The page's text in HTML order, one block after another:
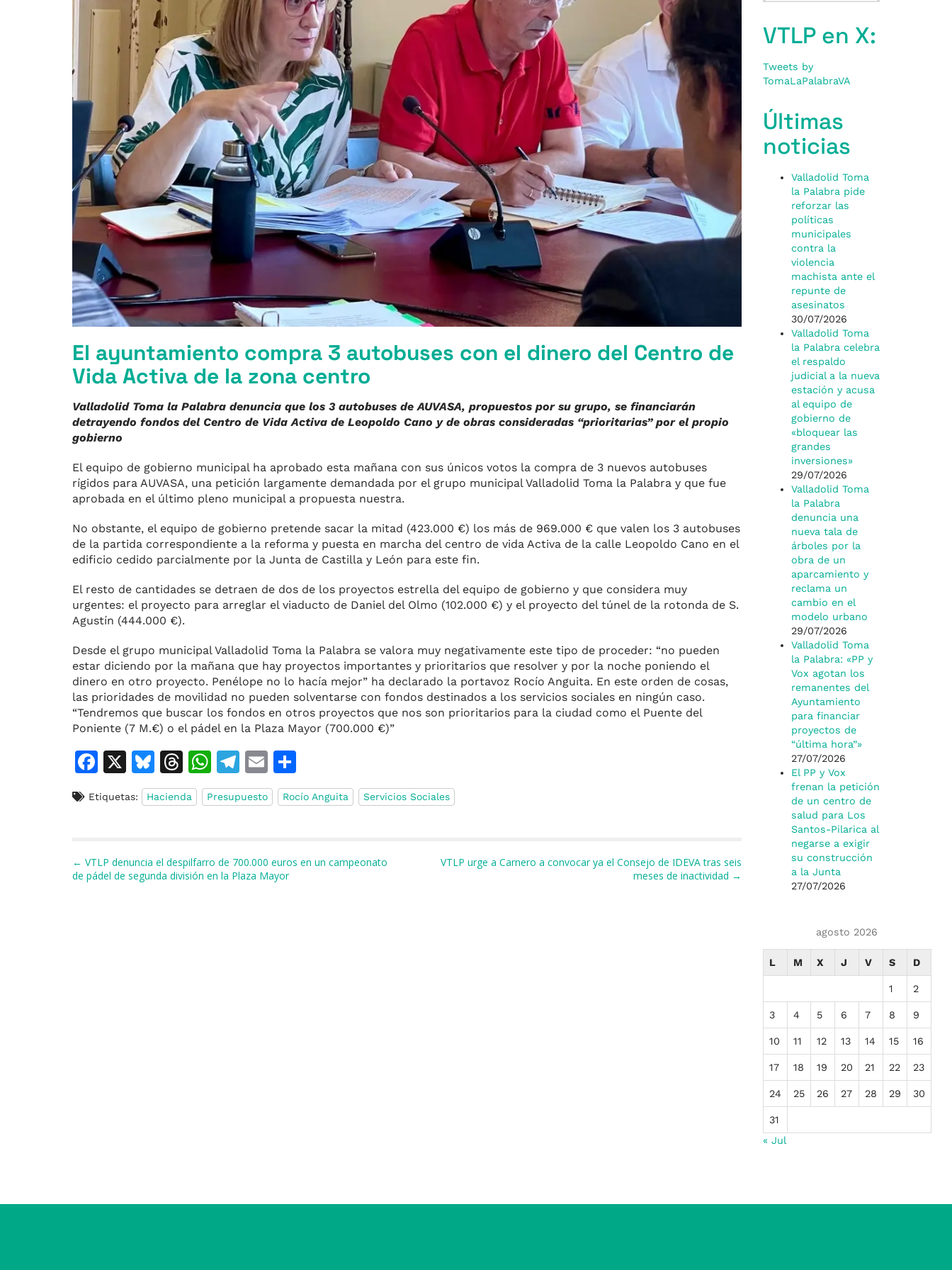
El ayuntamiento compra 3 autobuses con el dinero del Centro de
Vida Activa de la zona centro
Valladolid Toma la Palabra denuncia que los 3 autobuses de AUVASA, propuestos por su grupo, se financiarán
detrayendo fondos del Centro de Vida Activa de Leopoldo Cano y de obras consideradas “prioritarias” por el propio
gobierno
El equipo de gobierno municipal ha aprobado esta mañana con sus únicos votos la compra de 3 nuevos autobuses
rígidos para AUVASA, una petición largamente demandada por el grupo municipal Valladolid Toma la Palabra y que fue
aprobada en el último pleno municipal a propuesta nuestra.
No obstante, el equipo de gobierno pretende sacar la mitad (423.000 €) los más de 969.000 € que valen los 3 autobuses
de la partida correspondiente a la reforma y puesta en marcha del centro de vida Activa de la calle Leopoldo Cano en el
edificio cedido parcialmente por la Junta de Castilla y León para este fin.
El resto de cantidades se detraen de dos de los proyectos estrella del equipo de gobierno y que considera muy
urgentes: el proyecto para arreglar el viaducto de Daniel del Olmo (102.000 €) y el proyecto del túnel de la rotonda de S.
Agustín (444.000 €).
Desde el grupo municipal Valladolid Toma la Palabra se valora muy negativamente este tipo de proceder: “no pueden
estar diciendo por la mañana que hay proyectos importantes y prioritarios que resolver y por la noche poniendo el
dinero en otro proyecto. Penélope no lo hacía mejor” ha declarado la portavoz Rocío Anguita. En este orden de cosas,
las prioridades de movilidad no pueden solventarse con fondos destinados a los servicios sociales en ningún caso.
“Tendremos que buscar los fondos en otros proyectos que nos son prioritarios para la ciudad como el Puente del
Poniente (7 M.€) o el pádel en la Plaza Mayor (700.000 €)”
F
c
b
o
X
Bl
u
e
k
y
T
h
re
d
s
W
h
at
A
p
T
el
e
a
m
E
m
ai
o
m
ti
Etiquetas: Hacienda Presupuesto Rocío Anguita Servicios Sociales
Navegación de entradas
← VTLP denuncia el despilfarro de 700.000 euros en un campeonato
de pádel de segunda división en la Plaza Mayor
VTLP urge a Carnero a convocar ya el Consejo de IDEVA tras seis
meses de inactividad →
VTLP en X:
Tweets by
TomaLaPalabraVA
Últimas
noticias
Valladolid Toma
la Palabra pide
reforzar las
políticas
municipales
contra la
violencia
machista ante el
repunte de
asesinatos
30/07/2026
Valladolid Toma
la Palabra celebra
el respaldo
judicial a la nueva
estación y acusa
al equipo de
gobierno de
«bloquear las
grandes
inversiones»
29/07/2026
Valladolid Toma
la Palabra
denuncia una
nueva tala de
árboles por la
obra de un
aparcamiento y
reclama un
cambio en el
modelo urbano
29/07/2026
Valladolid Toma
la Palabra: «PP y
Vox agotan los
remanentes del
Ayuntamiento
para financiar
proyectos de
“última hora”»
27/07/2026
El PP y Vox
frenan la petición
de un centro de
salud para Los
Santos-Pilarica al
negarse a exigir
su construcción
a la Junta
27/07/2026
agosto 2026
L M X J V S D
1 2
3 4 5 6 7 8 9
10 11 12 13 14 15 16
17 18 19 20 21 22 23
24 25 26 27 28 29 30
31
« Jul